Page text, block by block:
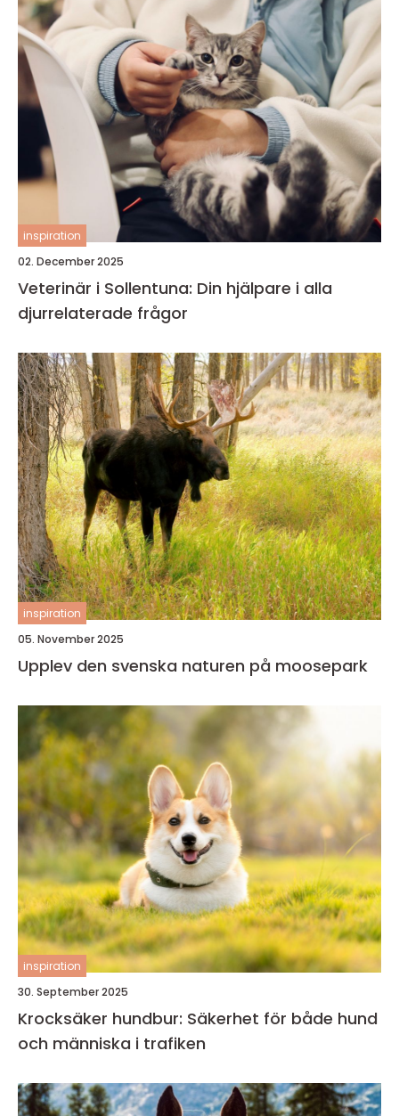
inspiration
02. December 2025
Veterinär i Sollentuna: Din hjälpare i alla
djurrelaterade frågor
inspiration
05. November 2025
Upplev den svenska naturen på moosepark
inspiration
30. September 2025
Krocksäker hundbur: Säkerhet för både hund
och människa i trafiken